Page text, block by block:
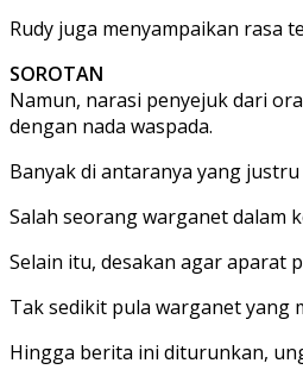
Rudy juga menyampaikan rasa
SOROTAN
Namun, narasi penyejuk dari
dengan nada waspada.
Banyak di antaranya yang
Salah seorang warganet dalam
Selain itu, desakan agar aparat
Tak sedikit pula warganet yang
Hingga berita ini diturunkan,